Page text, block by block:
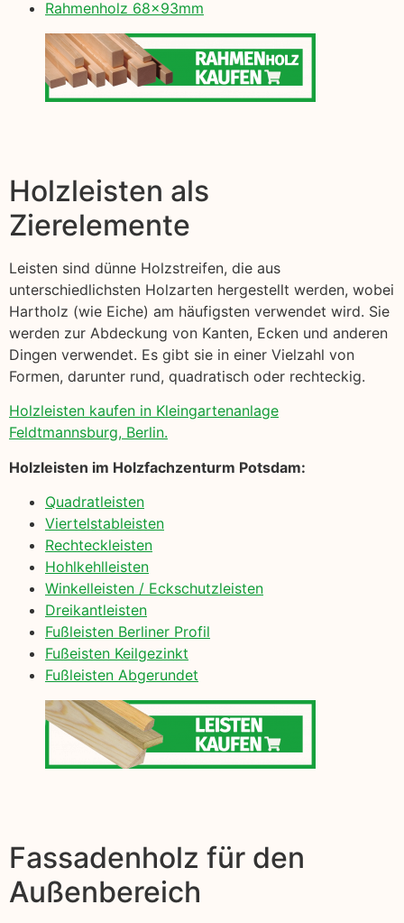
Rahmenholz 68x93mm
Holzleisten als
Zierelemente
Leisten sind dünne Holzstreifen, die aus
unterschiedlichsten Holzarten hergestellt werden, wobei
Hartholz (wie Eiche) am häufigsten verwendet wird. Sie
werden zur Abdeckung von Kanten, Ecken und anderen
Dingen verwendet. Es gibt sie in einer Vielzahl von
Formen, darunter rund, quadratisch oder rechteckig.
Holzleisten kaufen in Kleingartenanlage
Feldtmannsburg, Berlin.
Holzleisten im Holzfachzenturm Potsdam:
Quadratleisten
Viertelstableisten
Rechteckleisten
Hohlkehlleisten
Winkelleisten / Eckschutzleisten
Dreikantleisten
Fußleisten Berliner Profil
Fußeisten Keilgezinkt
Fußleisten Abgerundet
Fassadenholz für den
Außenbereich